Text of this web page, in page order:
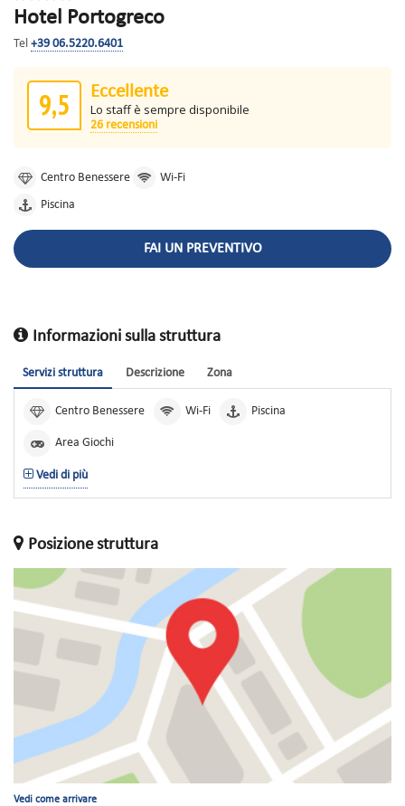
Hotel Portogreco
Tel +39 06.5220.6401
9,5 Eccellente
Lo staff è sempre disponibile
26 recensioni
Centro Benessere
Wi-Fi
Piscina
FAI UN PREVENTIVO
Informazioni sulla struttura
Servizi struttura Descrizione Zona
Centro Benessere Wi-Fi Piscina
Area Giochi
Vedi di più
Posizione struttura
Vedi come arrivare